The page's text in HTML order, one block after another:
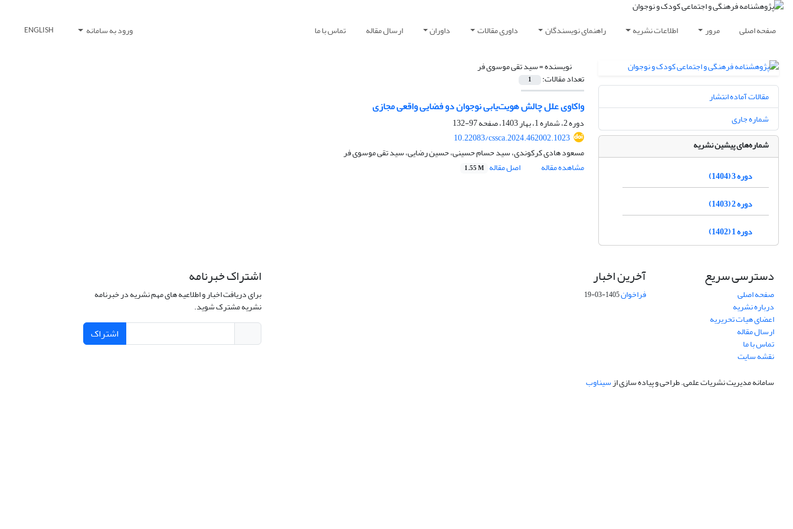
صفحه اصلی مرور اطلاعات نشریه راهنمای نویسندگان داوری مقالات داوران ارسال مقاله تماس با ما ورود به سامانه ENGLISH
نویسنده =سید تقی موسوی فر
تعداد مقالات: 1
واکاوی علل چالش هویت‌یابی نوجوان دو فضایی واقعی مجازی
دوره 2، شماره 1، بهار 1403، صفحه
97-132
10.22083/cssca.2024.462002.1023
مسعود هادی کرکوندی، سید حسام حسینی، حسین رضایی، سید تقی موسوی فر
مشاهده مقاله
اصل مقاله 1.55 M
مقالات آماده انتشار
شماره جاری
شماره‌های پیشین نشریه
دوره 3 (1404)
دوره 2 (1403)
دوره 1 (1402)
دسترسی سریع
صفحه اصلی
درباره نشریه
اعضای هیات تحریریه
ارسال مقاله
تماس با ما
نقشه سایت
آخرین اخبار
فراخوان1405-03-19
اشتراک خبرنامه
برای دریافت اخبار و اطلاعیه های مهم نشریه در خبرنامه
نشریه مشترک شوید.
اشتراک
سامانه مدیریت نشریات علمی.طراحی و پیاده سازی ازسیناوب